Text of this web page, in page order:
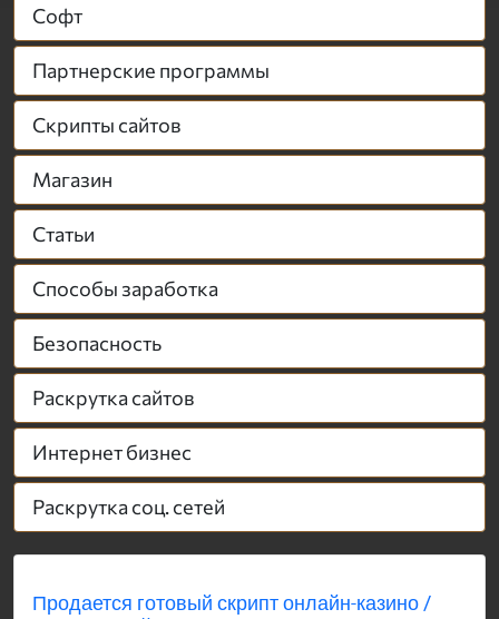
Софт
Партнерские программы
Скрипты сайтов
Магазин
Статьи
Способы заработка
Безопасность
Раскрутка сайтов
Интернет бизнес
Раскрутка соц. сетей
Продается готовый скрипт онлайн-казино /